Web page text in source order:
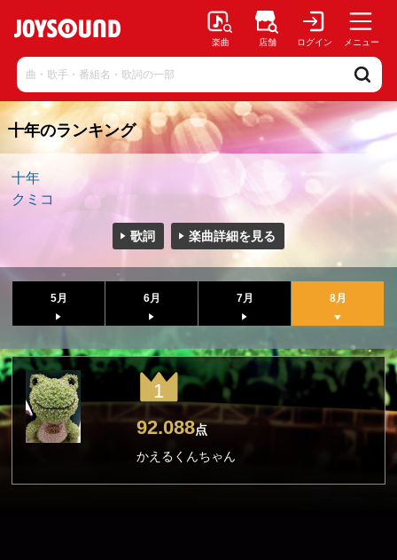
楽曲 店舗 ログイン メニュー
十年のランキング
十年
クミコ
歌詞 楽曲詳細を見る
5月 6月 7月 8月
1
92.088点
かえるくんちゃん